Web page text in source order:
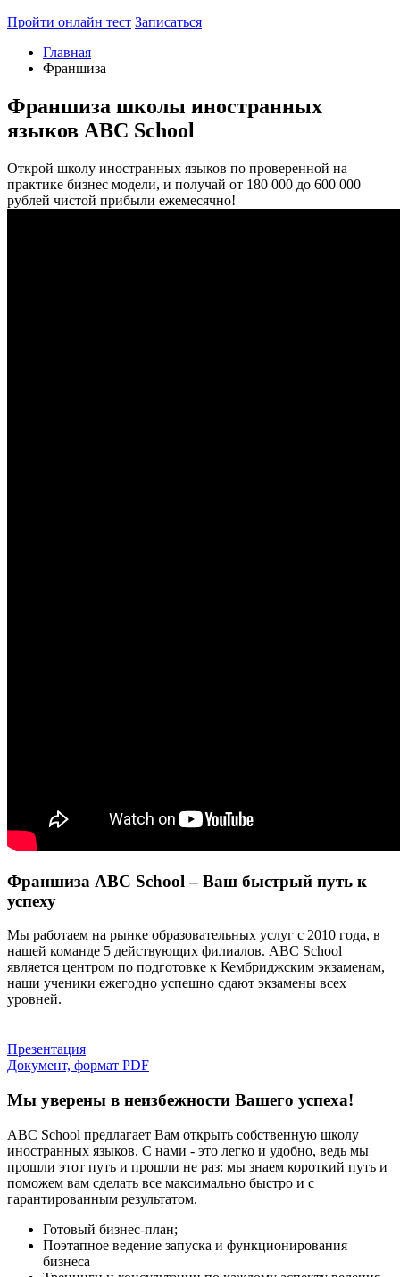
Пройти онлайн тест Записаться
Главная
Франшиза
Франшиза школы иностранных
языков ABC School
Открой школу иностранных языков по проверенной на
практике бизнес модели, и получай от 180 000 до 600 000
рублей чистой прибыли ежемесячно!
Франшиза ABC School – Ваш быстрый путь к
успеху
Мы работаем на рынке образовательных услуг с 2010 года, в
нашей команде 5 действующих филиалов. ABC School
является центром по подготовке к Кембриджским экзаменам,
наши ученики ежегодно успешно сдают экзамены всех
уровней.
Презентация
Документ, формат PDF
Мы уверены в неизбежности Вашего успеха!
ABC School предлагает Вам открыть собственную школу
иностранных языков. С нами - это легко и удобно, ведь мы
прошли этот путь и прошли не раз: мы знаем короткий путь и
поможем вам сделать все максимально быстро и с
гарантированным результатом.
Готовый бизнес-план;
Поэтапное ведение запуска и функционирования
бизнеса